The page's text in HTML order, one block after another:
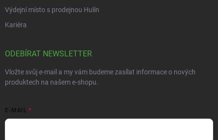
Výdejní místo s prodejnou Hulín
Kariéra
ODEBÍRAT NEWSLETTER
Vložte svůj e-mail a my vám budeme zasílat informace o nových
produktech na našem e-shopu.
E-MAIL